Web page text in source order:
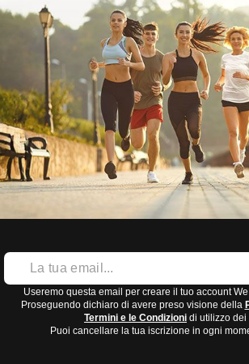
Useremo questa email per creare il tuo account
Proseguendo dichiaro di avere preso visione della
Termini e le Condizioni di utilizzo dei
Puoi cancellare la tua iscrizione in ogni